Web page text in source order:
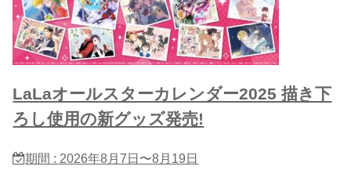
LaLaオールスターカレンダー2025 描き下
ろし使用の新グッズ発売!
期間 : 2026年8月7日〜8月19日